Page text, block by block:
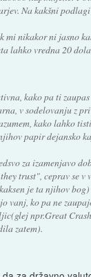
Na kakšni
mi nikakor ni jasno
lahko vredna 20
kako pa ti
v sodelovanju z
kako lahko
papir dejansko
za izamenjavo
trust", ceprav se v
je ta njihov bog)
vanj, ko pa ne
npr.Great
zatem).